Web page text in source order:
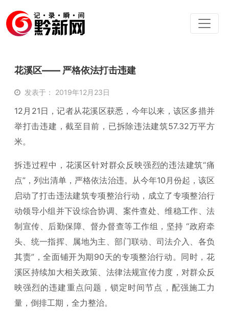
花溪区—— 严格依法打击违建
发表于： 2019年12月23日
12月21日，记者从花溪区获悉，今年以来，该区多措并
举打击违建，截至目前，已拆除违法建筑57.32万平方
米。
拆违过程中，花溪区针对群众反映强烈的违法建筑“痛
点”，列出清单，严格依法治违。从今年10月份起，该区
启动了打击违法建筑专项整治行动，成立了专项整治行
动领导小组并下设综合协调、案件查处、维稳工作、法
制宣传、后勤保障、督办督查等工作组，坚持 “政府牵
头、统一指挥、属地为主、部门联动、司法介入、各负
其责”，全面铺开为期90天的专项整治行动。同时，花
溪区持续加大相关政策、法律法规宣传力度，对群众反
映强烈的违建重点问题，锁定时间节点，配强施工力
量，倒排工期，全力整治。